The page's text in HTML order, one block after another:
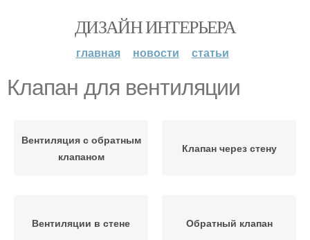
ДИЗАЙН ИНТЕРЬЕРА
главная новости статьи
Клапан для вентиляции
Вентиляция с обратным
клапаном
Клапан через стену
Вентиляции в стене Обратный клапан